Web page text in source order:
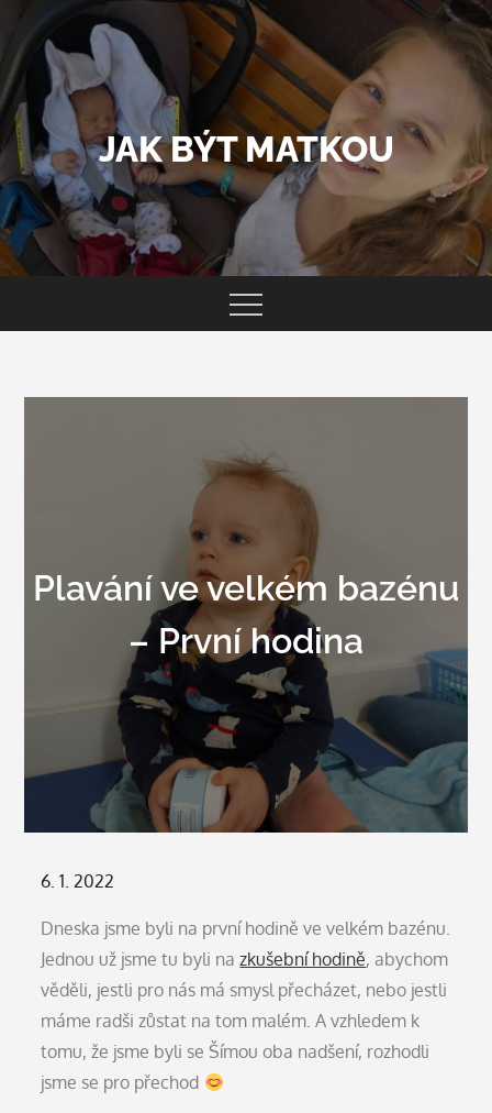
content
JAK BÝT MATKOU
Plavání ve velkém bazénu
– První hodina
Posted
6. 1. 2022
Dneska jsme byli na první hodině ve velkém bazénu.
Jednou už jsme tu byli nazkušební hodině, abychom
věděli, jestli pro nás má smysl přecházet, nebo jestli
máme radši zůstat na tom malém. A vzhledem k
tomu, že jsme byli se Šímou oba nadšení, rozhodli
jsme se pro přechod